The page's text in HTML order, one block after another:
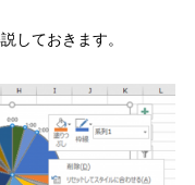
しておきます。